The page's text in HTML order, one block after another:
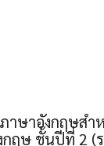
าอังกฤษสำ
ฤษ ชั้นปีที่ 2 (